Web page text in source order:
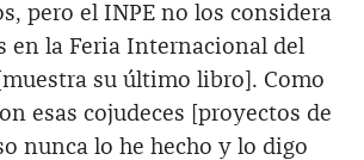
pero el INPE no los considera
en la Feria Internacional del
su último libro]. Como
esas cojudeces [proyectos de
nunca lo he hecho y lo digo